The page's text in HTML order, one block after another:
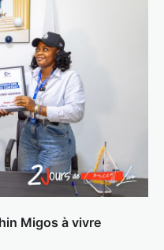
Migos à vivre